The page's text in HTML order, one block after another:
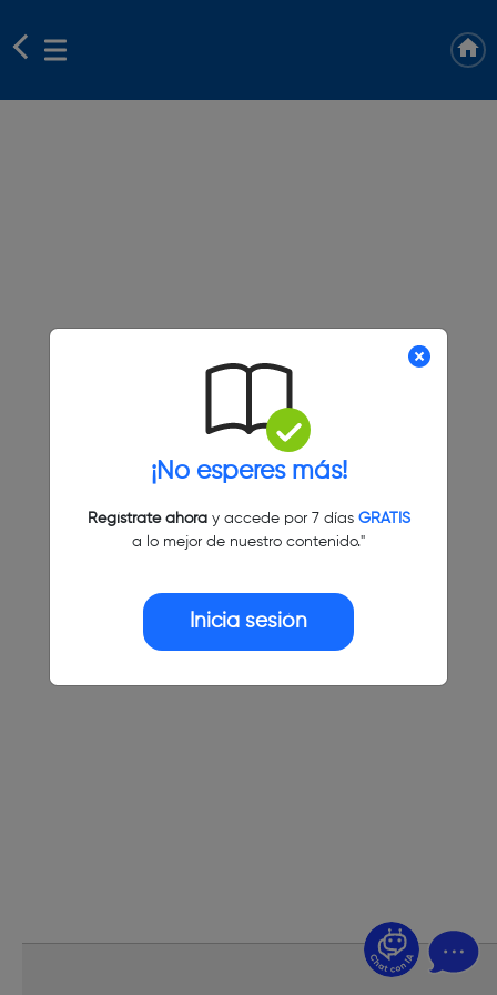
¡No esperes más!
Regístrate ahoray accede por 7 días GRATIS
a lo mejor de nuestro contenido."
Inicia sesión